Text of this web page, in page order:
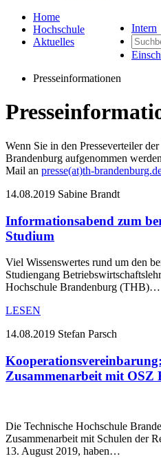
Intern
Home
Hochschule
Aktuelles
Presseinformationen
Wenn Sie in den Presseverteiler
Brandenburg aufgenommen
Mail an presse(at)th-
14.08.2019 Sabine Brandt
Informationsabend zum
Studium
Viel Wissenswertes rund um den
Studiengang
Hochschule Brandenburg (THB)…
LESEN
14.08.2019 Stefan Parsch
Zusammenarbeit mit OSZ
Die Technische Hochschule
Zusammenarbeit mit Schulen der
13. August 2019, haben…